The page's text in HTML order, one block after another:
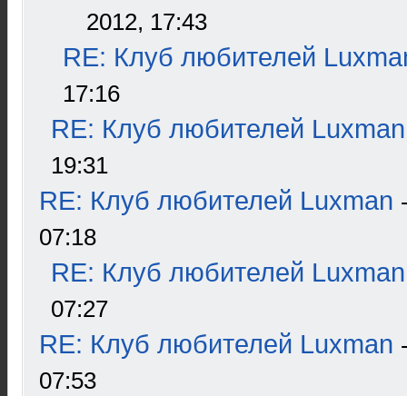
2012, 17:43
RE: Клуб любителей
17:16
RE: Клуб любителей Luxman
19:31
RE: Клуб любителей Luxman
07:18
RE: Клуб любителей Luxman
07:27
RE: Клуб любителей Luxman
07:53